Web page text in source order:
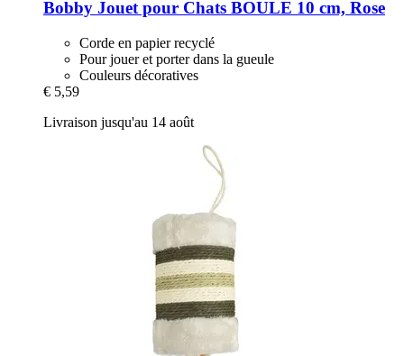
Bobby Jouet pour Chats BOULE 10 cm, Rose
Corde en papier recyclé
Pour jouer et porter dans la gueule
Couleurs décoratives
€ 5,59
Livraison jusqu'au 14 août